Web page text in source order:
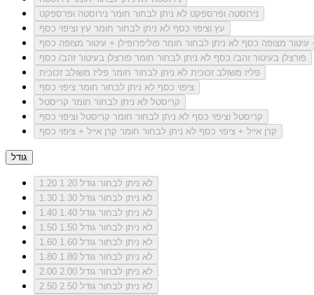
נירוסטה ופרספקט לא ניתן לבחור חומר נירוסטה ופרספקט
עץ וציפוי כסף לא ניתן לבחור חומר עץ וציפוי כסף
עיטור מצופה כסף לא ניתן לבחור חומר פוליפרופילן + עיטור מצופה כסף
פורצלן בעיטור זהב/ כסף לא ניתן לבחור חומר פורצלן בעיטור זהב/ כסף
פליז משולב זכוכית לא ניתן לבחור חומר פליז משולב זכוכית
ציפוי כסף לא ניתן לבחור חומר ציפוי כסף
קריסטל לא ניתן לבחור חומר קריסטל
קריסטל וציפוי כסף לא ניתן לבחור חומר קריסטל וציפוי כסף
קרן אייל + ציפוי כסף לא ניתן לבחור חומר קרן אייל + ציפוי כסף
גודל
1.20
לא ניתן לבחור גודל 1.20
1.30
לא ניתן לבחור גודל 1.30
1.40
לא ניתן לבחור גודל 1.40
1.50
לא ניתן לבחור גודל 1.50
1.60
לא ניתן לבחור גודל 1.60
1.80
לא ניתן לבחור גודל 1.80
2.00
לא ניתן לבחור גודל 2.00
2.50
לא ניתן לבחור גודל 2.50